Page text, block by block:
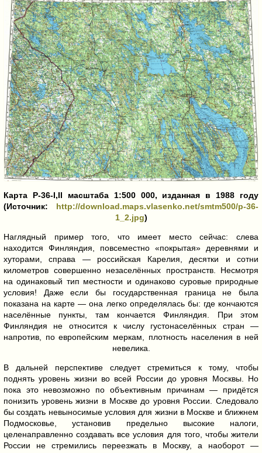
Карта P-36-I,II масштаба 1:500 000, изданная в 1988 году
(Источник: http://download.maps.vlasenko.net/smtm500/p-36-
1_2.jpg)
Наглядный пример того, что имеет место сейчас: слева
находится Финляндия, повсеместно «покрытая» деревнями и
хуторами, справа — российская Карелия, десятки и сотни
километров совершенно незаселённых пространств. Несмотря
на одинаковый тип местности и одинаково суровые природные
условия! Даже если бы государственная граница не была
показана на карте — она легко определялась бы: где кончаются
населённые пункты, там кончается Финляндия. При этом
Финляндия не относится к числу густонаселённых стран —
напротив, по европейским меркам, плотность населения в ней
невелика.
В дальней перспективе следует стремиться к тому, чтобы
поднять уровень жизни во всей России до уровня Москвы. Но
пока это невозможно по объективным причинам — придётся
понизить уровень жизни в Москве до уровня России. Следовало
бы создать невыносимые условия для жизни в Москве и ближнем
Подмосковье, установив предельно высокие налоги,
целенаправленно создавать все условия для того, чтобы жители
России не стремились переезжать в Москву, а наоборот —